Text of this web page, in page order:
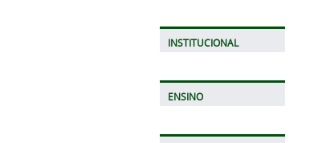
INSTITUCIONAL
ENSINO